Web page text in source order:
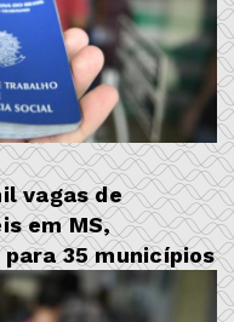
vagas de
em MS,
35 municípios